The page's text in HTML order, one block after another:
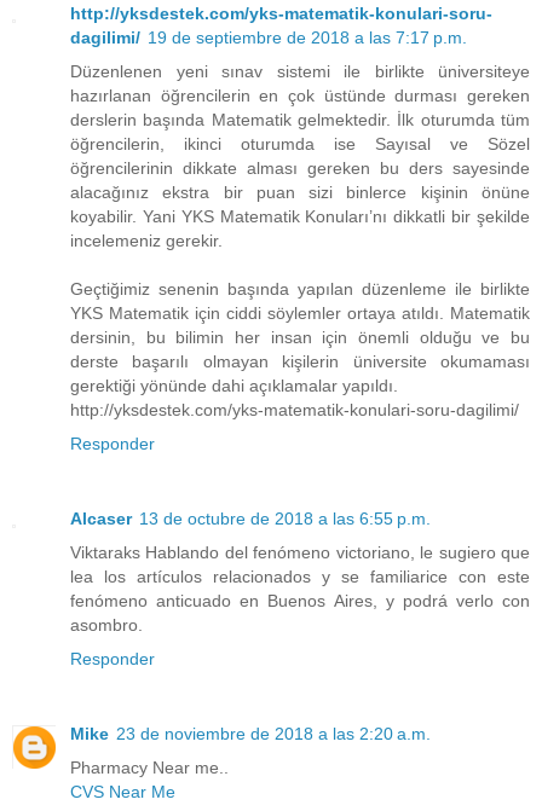
http://yksdestek.com/yks-matematik-konulari-soru-
dagilimi/ 19 de septiembre de 2018 a las 7:17 p.m.
Düzenlenen yeni sınav sistemi ile birlikte üniversiteye
hazırlanan öğrencilerin en çok üstünde durması gereken
derslerin başında Matematik gelmektedir. İlk oturumda tüm
öğrencilerin, ikinci oturumda ise Sayısal ve Sözel
öğrencilerinin dikkate alması gereken bu ders sayesinde
alacağınız ekstra bir puan sizi binlerce kişinin önüne
koyabilir. Yani YKS Matematik Konuları’nı dikkatli bir şekilde
incelemeniz gerekir.
Geçtiğimiz senenin başında yapılan düzenleme ile birlikte
YKS Matematik için ciddi söylemler ortaya atıldı. Matematik
dersinin, bu bilimin her insan için önemli olduğu ve bu
derste başarılı olmayan kişilerin üniversite okumaması
gerektiği yönünde dahi açıklamalar yapıldı.
http://yksdestek.com/yks-matematik-konulari-soru-dagilimi/
Responder
Alcaser 13 de octubre de 2018 a las 6:55 p.m.
Viktaraks Hablando del fenómeno victoriano, le sugiero que
lea los artículos relacionados y se familiarice con este
fenómeno anticuado en Buenos Aires, y podrá verlo con
asombro.
Responder
Mike 23 de noviembre de 2018 a las 2:20 a.m.
Pharmacy Near me..
CVS Near Me